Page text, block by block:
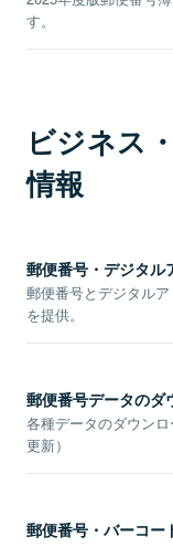
す。
ビジネス
情報
郵便番号・デジタル
郵便番号とデジタル
を提供。
郵便番号データのダ
各種データのダウン
更新）
郵便番号・バーコー